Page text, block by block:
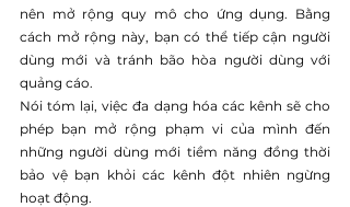
nên mở rộng quy mô cho ứng dụng. Bằng
cách mở rộng này, bạn có thể tiếp cận người
dùng mới và tránh bão hòa người dùng với
quảng cáo.
Nói tóm lại, việc đa dạng hóa các kênh sẽ cho
phép bạn mở rộng phạm vi của mình đến
những người dùng mới tiềm năng đồng thời
bảo vệ bạn khỏi các kênh đột nhiên ngừng
hoạt động.